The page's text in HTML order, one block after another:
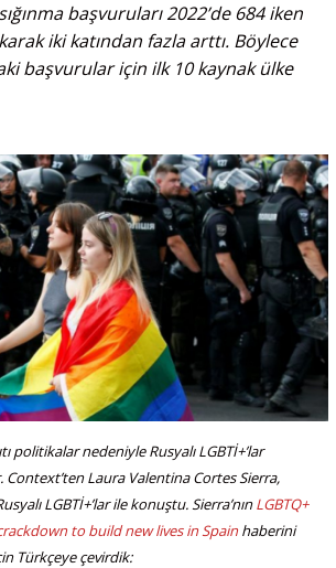
başvuruları 2022’de 684 iken
iki katından fazla arttı. Böylece
başvurular için ilk 10 kaynak ülke
politikalar nedeniyle Rusyalı LGBTİ+’lar
Context’ten Laura Valentina Cortes Sierra,
LGBTİ+’lar ile konuştu. Sierra’nınLGBTQ+
to build new lives in Spainhaberini
Türkçeye çevirdik: